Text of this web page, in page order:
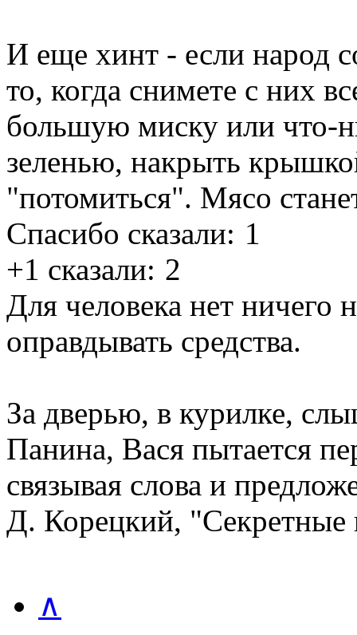
И еще хинт - если народ
то, когда снимете с них
большую миску или что-
зеленью, накрыть
"потомиться". Мясо
Спасибо сказали: 1
+1 сказали: 2
Для человека нет ничего
оправдывать средства.
За дверью, в курилке,
Панина, Вася пытается
связывая слова и
Д. Корецкий, "Секретные
∧